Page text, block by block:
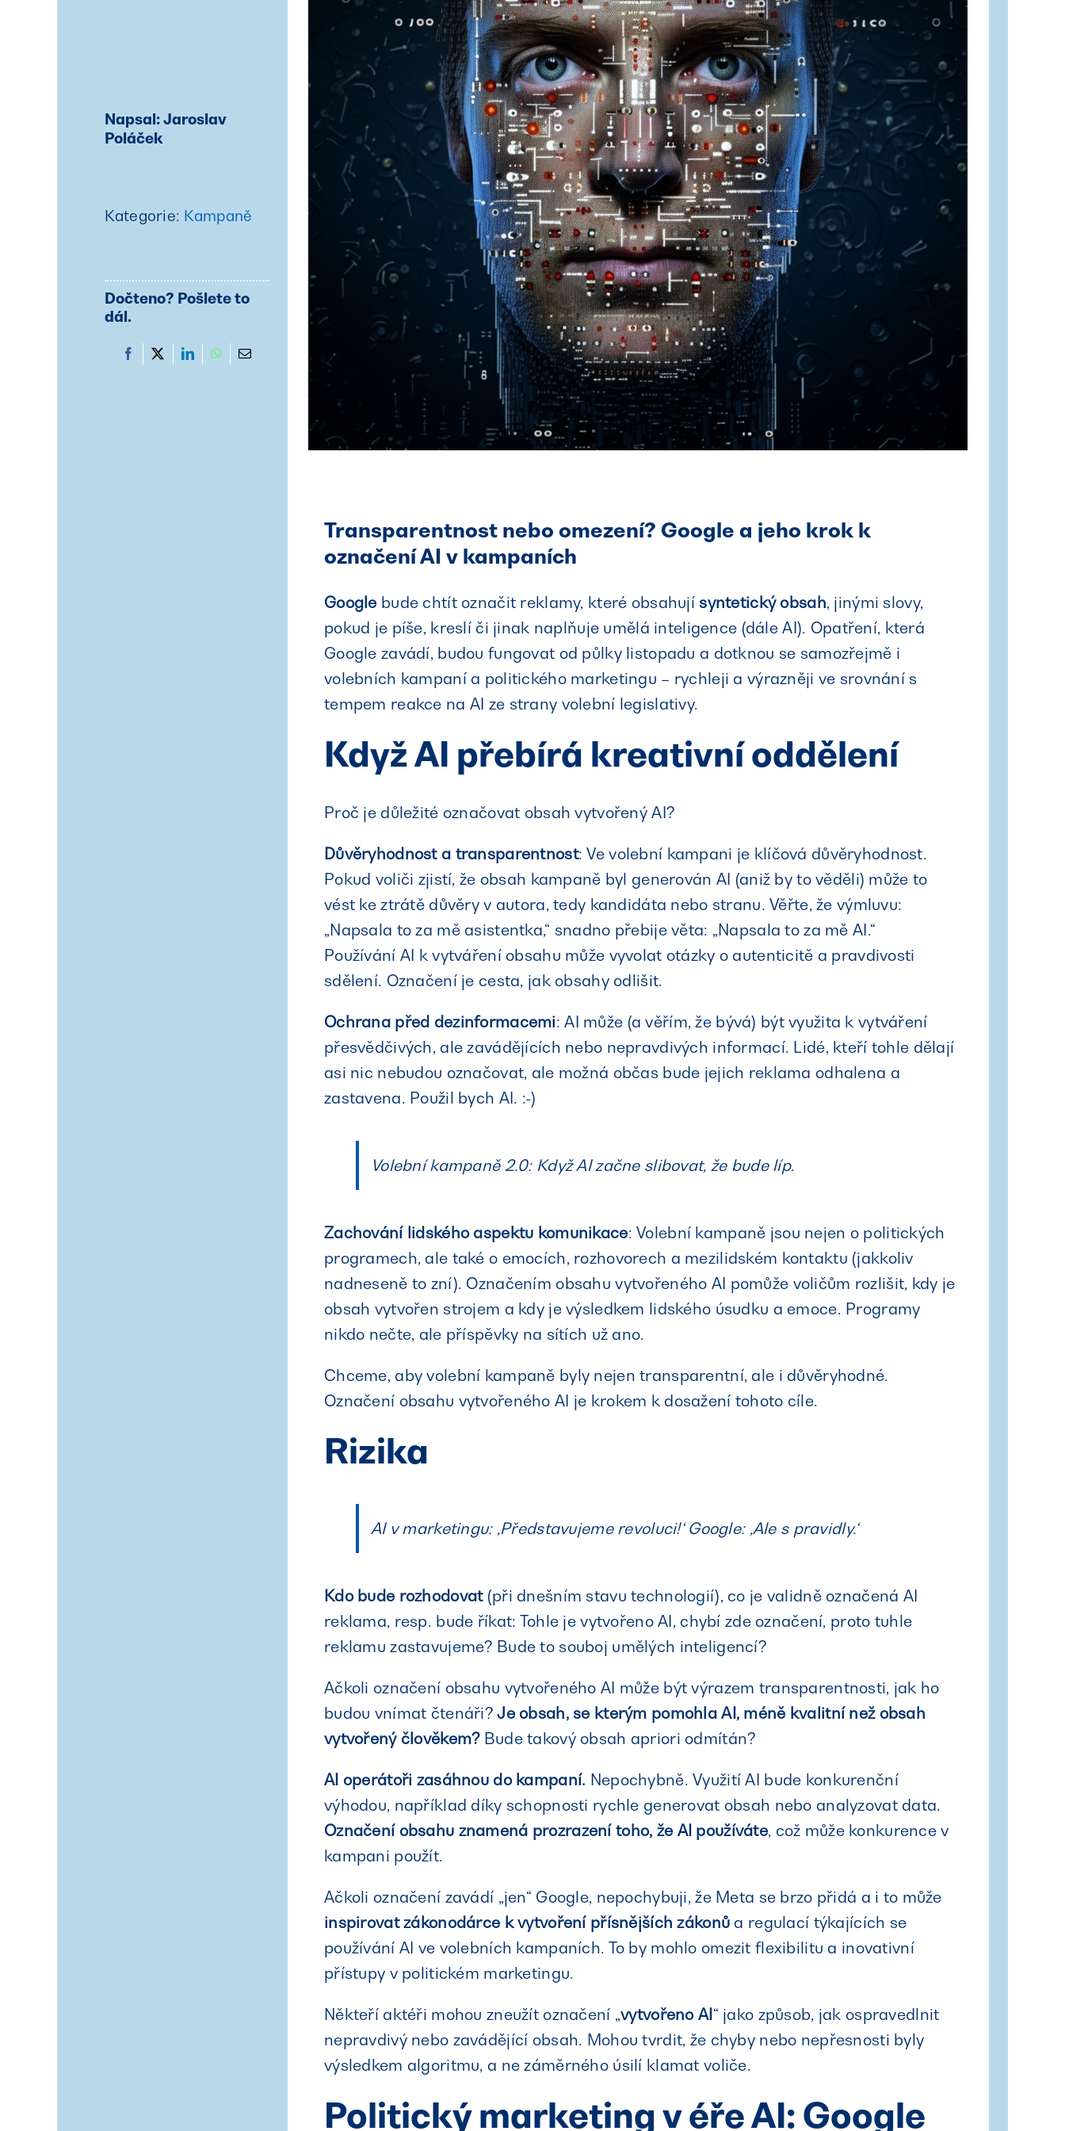
Napsal: Jaroslav
Poláček
Kategorie: Kampaně
Dočteno? Pošlete to
dál.
Transparentnost nebo omezení? Google a jeho krok k
označení AI v kampaních
Google bude chtít označit reklamy, které obsahujísyntetický obsah, jinými slovy,
pokud je píše, kreslí či jinak naplňuje umělá inteligence (dále AI). Opatření, která
Google zavádí, budou fungovat od půlky listopadu a dotknou se samozřejmě i
volebních kampaní a politického marketingu – rychleji a výrazněji ve srovnání s
tempem reakce na AI ze strany volební legislativy.
Když AI přebírá kreativní oddělení
Proč je důležité označovat obsah vytvořený AI?
Důvěryhodnost a transparentnost: Ve volební kampani je klíčová důvěryhodnost.
Pokud voliči zjistí, že obsah kampaně byl generován AI (aniž by to věděli) může to
vést ke ztrátě důvěry v autora, tedy kandidáta nebo stranu. Věřte, že výmluvu:
„Napsala to za mě asistentka,“ snadno přebije věta: „Napsala to za mě AI.“
Používání AI k vytváření obsahu může vyvolat otázky o autenticitě a pravdivosti
sdělení. Označení je cesta, jak obsahy odlišit.
Ochrana před dezinformacemi: AI může (a věřím, že bývá) být využita k vytváření
přesvědčivých, ale zavádějících nebo nepravdivých informací. Lidé, kteří tohle dělají
asi nic nebudou označovat, ale možná občas bude jejich reklama odhalena a
zastavena. Použil bych AI. :-)
Volební kampaně 2.0: Když AI začne slibovat, že bude líp.
Zachování lidského aspektu komunikace: Volební kampaně jsou nejen o politických
programech, ale také o emocích, rozhovorech a mezilidském kontaktu (jakkoliv
nadneseně to zní). Označením obsahu vytvořeného AI pomůže voličům rozlišit, kdy je
obsah vytvořen strojem a kdy je výsledkem lidského úsudku a emoce. Programy
nikdo nečte, ale příspěvky na sítích už ano.
Chceme, aby volební kampaně byly nejen transparentní, ale i důvěryhodné.
Označení obsahu vytvořeného AI je krokem k dosažení tohoto cíle.
Rizika
AI v marketingu: ‚Představujeme revoluci!‘ Google: ‚Ale s pravidly.‘
Kdo bude rozhodovat(při dnešním stavu technologií), co je validně označená AI
reklama, resp. bude říkat: Tohle je vytvořeno AI, chybí zde označení, proto tuhle
reklamu zastavujeme? Bude to souboj umělých inteligencí?
Ačkoli označení obsahu vytvořeného AI může být výrazem transparentnosti, jak ho
budou vnímat čtenáři?Je obsah, se kterým pomohla AI, méně kvalitní než obsah
vytvořený člověkem?Bude takový obsah apriori odmítán?
AI operátoři zasáhnou do kampaní. Nepochybně. Využití AI bude konkurenční
výhodou, například díky schopnosti rychle generovat obsah nebo analyzovat data.
Označení obsahu znamená prozrazení toho, že AI používáte, což může konkurence v
kampani použít.
Ačkoli označení zavádí „jen“ Google, nepochybuji, že Meta se brzo přidá a i to může
inspirovat zákonodárce k vytvoření přísnějších zákonů a regulací týkajících se
používání AI ve volebních kampaních. To by mohlo omezit flexibilitu a inovativní
přístupy v politickém marketingu.
Někteří aktéři mohou zneužít označení „vytvořeno AI “ jako způsob, jak ospravedlnit
nepravdivý nebo zavádějící obsah. Mohou tvrdit, že chyby nebo nepřesnosti byly
výsledkem algoritmu, a ne záměrného úsilí klamat voliče.
Politický marketing v éře AI: Google